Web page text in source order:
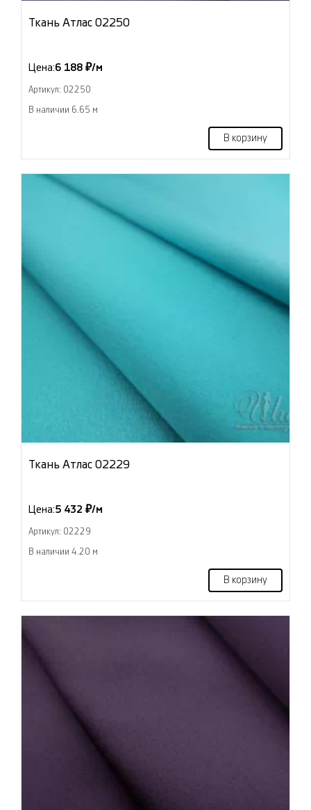
Ткань Атлас 02250
Цена:6 188 ₽/м
Артикул: 02250
В наличии 6.65 м
В корзину
Ткань Атлас 02229
Цена:5 432 ₽/м
Артикул: 02229
В наличии 4.20 м
В корзину